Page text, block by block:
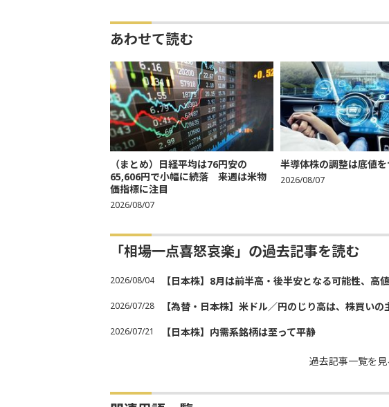
あわせて読む
（まとめ）日経平均は76円安の
65,606円で小幅に続落 来週は米物
価指標に注目
2026/08/07
半導体株の調整は底値
2026/08/07
「相場一点喜怒哀楽」の過去記事を読む
2026/08/04 【日本株】8月は前半高・後半安となる可能性、高
2026/07/28 【為替・日本株】米ドル／円のじり高は、株買いの
2026/07/21 【日本株】内需系銘柄は至って平静
過去記事一覧を見